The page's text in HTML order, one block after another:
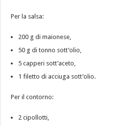
Per la salsa:
200 g di maionese,
50 g di tonno sott’olio,
5 capperi sott’aceto,
1 filetto di acciuga sott’olio.
Per il contorno:
2 cipollotti,